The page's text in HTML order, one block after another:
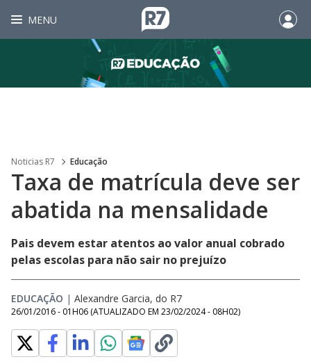
MENU
Noticias R7 Educação
Taxa de matrícula deve ser
abatida na mensalidade
Pais devem estar atentos ao valor anual cobrado
pelas escolas para não sair no prejuízo
EDUCAÇÃO | Alexandre Garcia, do R7
26/01/2016 - 01H06 (ATUALIZADO EM 23/02/2024 - 08H02)